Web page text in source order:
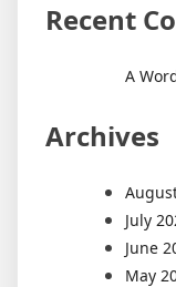
Recent
A
Archives
July
June
May